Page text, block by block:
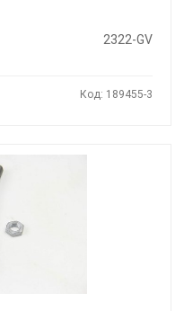
2322-GV
Код: 189455-3